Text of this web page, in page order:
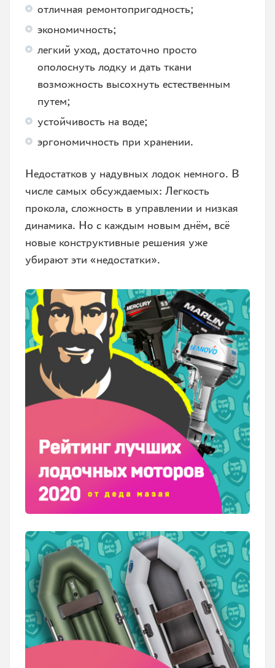
отличная ремонтопригодность;
экономичность;
легкий уход, достаточно просто
ополоснуть лодку и дать ткани
возможность высохнуть естественным
путем;
устойчивость на воде;
эргономичность при хранении.
Недостатков у надувных лодок немного. В
числе самых обсуждаемых: Легкость
прокола, сложность в управлении и низкая
динамика. Но с каждым новым днём, всё
новые конструктивные решения уже
убирают эти «недостатки».